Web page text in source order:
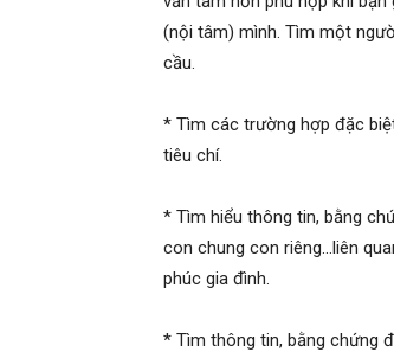
tử
hải
phòng,
(nội tâm) mình. Tìm một
cầu.
* Tìm các trường hợp đặc
tiêu chí.
* Tìm hiểu thông tin, bằng
con chung con riêng…liên
phúc gia đình.
* Tìm thông tin, bằng chứng